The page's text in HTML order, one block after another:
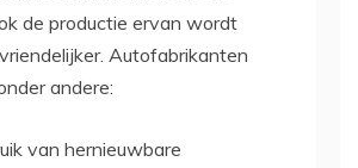
de productie ervan wordt
Autofabrikanten
andere:
van hernieuwbare